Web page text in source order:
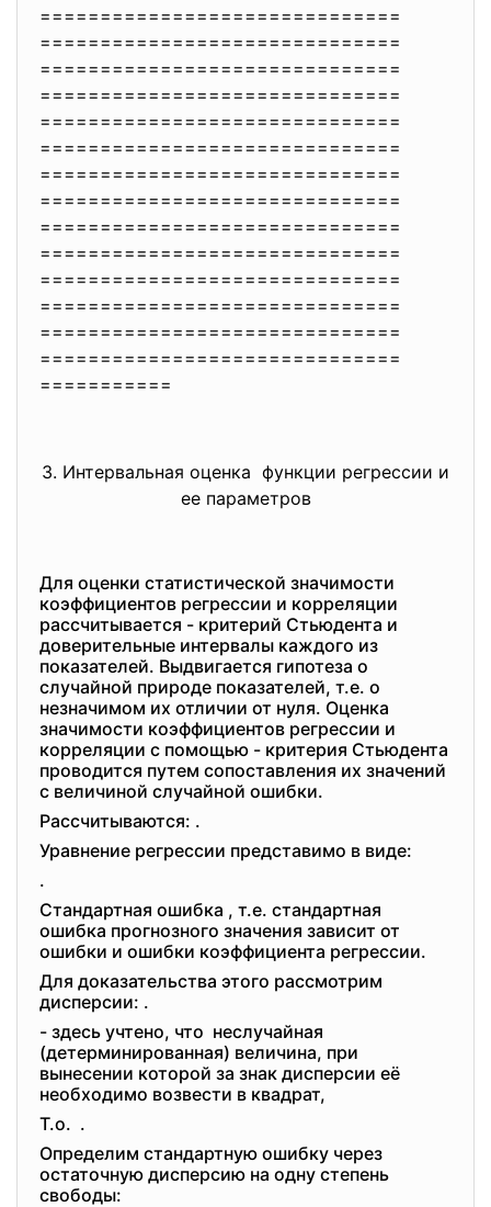
==============================
==============================
==============================
==============================
==============================
==============================
==============================
==============================
==============================
==============================
==============================
==============================
==============================
==============================
===========
3. Интервальная оценка функции регрессии и
ее параметров
Для оценки статистической значимости
коэффициентов регрессии и корреляции
рассчитывается - критерий Стьюдента и
доверительные интервалы каждого из
показателей. Выдвигается гипотеза о
случайной природе показателей, т.е. о
незначимом их отличии от нуля. Оценка
значимости коэффициентов регрессии и
корреляции с помощью - критерия Стьюдента
проводится путем сопоставления их значений
с величиной случайной ошибки.
Рассчитываются: .
Уравнение регрессии представимо в виде:
.
Стандартная ошибка , т.е. стандартная
ошибка прогнозного значения зависит от
ошибки и ошибки коэффициента регрессии.
Для доказательства этого рассмотрим
дисперсии: .
- здесь учтено, что неслучайная
(детерминированная) величина, при
вынесении которой за знак дисперсии её
необходимо возвести в квадрат,
Т.о. .
Определим стандартную ошибку через
остаточную дисперсию на одну степень
свободы: